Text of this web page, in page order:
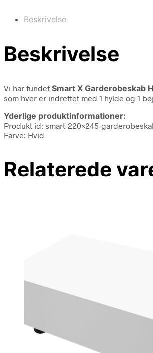
Beskrivelse
Beskrivelse
Vi har fundet Smart X Garderobeskab
som hver er indrettet med 1 hylde og 1
Yderlige produktinformationer:
Produkt id: smart-220×245-
Farve: Hvid
Relaterede